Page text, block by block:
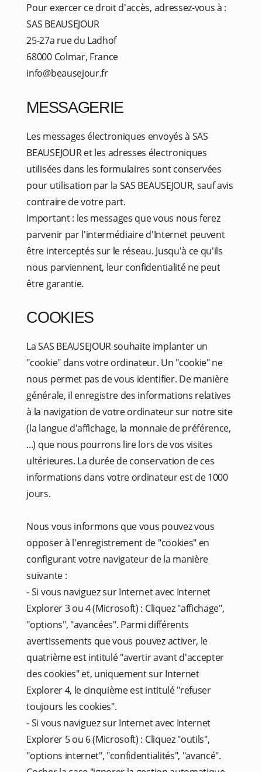
Pour exercer ce droit d'accès, adressez-vous à :
SAS BEAUSEJOUR
25-27a rue du Ladhof
68000 Colmar, France
info@beausejour.fr
MESSAGERIE
Les messages électroniques envoyés à SAS
BEAUSEJOUR et les adresses électroniques
utilisées dans les formulaires sont conservées
pour utilisation par la SAS BEAUSEJOUR, sauf avis
contraire de votre part.
Important : les messages que vous nous ferez
parvenir par l'intermédiaire d'Internet peuvent
être interceptés sur le réseau. Jusqu'à ce qu'ils
nous parviennent, leur confidentialité ne peut
être garantie.
COOKIES
La SAS BEAUSEJOUR souhaite implanter un
"cookie" dans votre ordinateur. Un "cookie" ne
nous permet pas de vous identifier. De manière
générale, il enregistre des informations relatives
à la navigation de votre ordinateur sur notre site
(la langue d'affichage, la monnaie de préférence,
...) que nous pourrons lire lors de vos visites
ultérieures. La durée de conservation de ces
informations dans votre ordinateur est de 1000
jours.
Nous vous informons que vous pouvez vous
opposer à l'enregistrement de "cookies" en
configurant votre navigateur de la manière
suivante :
- Si vous naviguez sur Internet avec Internet
Explorer 3 ou 4 (Microsoft) : Cliquez "affichage",
"options", "avancées". Parmi différents
avertissements que vous pouvez activer, le
quatrième est intitulé "avertir avant d'accepter
des cookies" et, uniquement sur Internet
Explorer 4, le cinquième est intitulé "refuser
toujours les cookies".
- Si vous naviguez sur Internet avec Internet
Explorer 5 ou 6 (Microsoft) : Cliquez "outils",
"options internet", "confidentialités", "avancé".
La Maison
Entre Tradition et Modernité
Salon et jardin
Services
Bornes de recharge électrique
Histoire
Chambres & Suites
Cave à manger
Services
Offres spéciales